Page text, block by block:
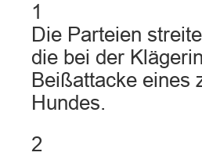
1
Die Parteien
die bei der
Beißattacke eines
Hundes.
2